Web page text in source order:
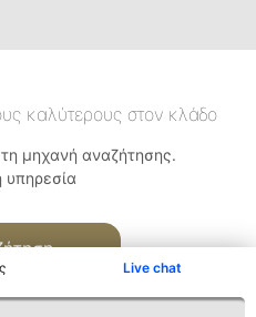
Live chat
καλύτερους στον κλάδο
μηχανή αναζήτησης.
υπηρεσία